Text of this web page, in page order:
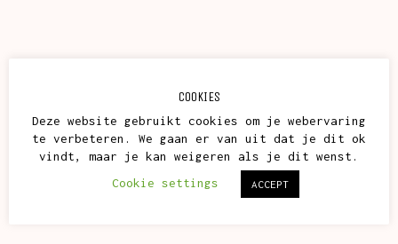
COOKIES
Deze website gebruikt cookies om je webervaring
te verbeteren. We gaan er van uit dat je dit ok
vindt, maar je kan weigeren als je dit wenst.
Cookie settings
ACCEPT